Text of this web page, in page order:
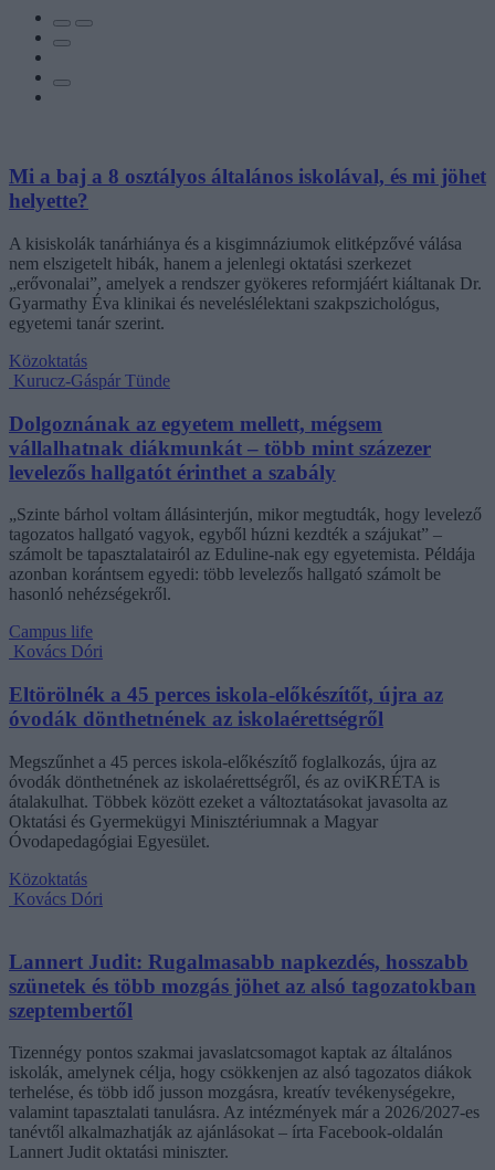
Mi a baj a 8 osztályos általános iskolával, és mi jöhet
helyette?
A kisiskolák tanárhiánya és a kisgimnáziumok elitképzővé válása
nem elszigetelt hibák, hanem a jelenlegi oktatási szerkezet
„erővonalai”, amelyek a rendszer gyökeres reformjáért kiáltanak Dr.
Gyarmathy Éva klinikai és neveléslélektani szakpszichológus,
egyetemi tanár szerint.
Közoktatás
Kurucz-Gáspár Tünde
Dolgoznának az egyetem mellett, mégsem
vállalhatnak diákmunkát – több mint százezer
levelezős hallgatót érinthet a szabály
„Szinte bárhol voltam állásinterjún, mikor megtudták, hogy levelező
tagozatos hallgató vagyok, egyből húzni kezdték a szájukat” –
számolt be tapasztalatairól az Eduline-nak egy egyetemista. Példája
azonban korántsem egyedi: több levelezős hallgató számolt be
hasonló nehézségekről.
Campus life
Kovács Dóri
Eltörölnék a 45 perces iskola-előkészítőt, újra az
óvodák dönthetnének az iskolaérettségről
Megszűnhet a 45 perces iskola-előkészítő foglalkozás, újra az
óvodák dönthetnének az iskolaérettségről, és az oviKRÉTA is
átalakulhat. Többek között ezeket a változtatásokat javasolta az
Oktatási és Gyermekügyi Minisztériumnak a Magyar
Óvodapedagógiai Egyesület.
Közoktatás
Kovács Dóri
Lannert Judit: Rugalmasabb napkezdés, hosszabb
szünetek és több mozgás jöhet az alsó tagozatokban
szeptembertől
Tizennégy pontos szakmai javaslatcsomagot kaptak az általános
iskolák, amelynek célja, hogy csökkenjen az alsó tagozatos diákok
terhelése, és több idő jusson mozgásra, kreatív tevékenységekre,
valamint tapasztalati tanulásra. Az intézmények már a 2026/2027-es
tanévtől alkalmazhatják az ajánlásokat – írta Facebook-oldalán
Lannert Judit oktatási miniszter.